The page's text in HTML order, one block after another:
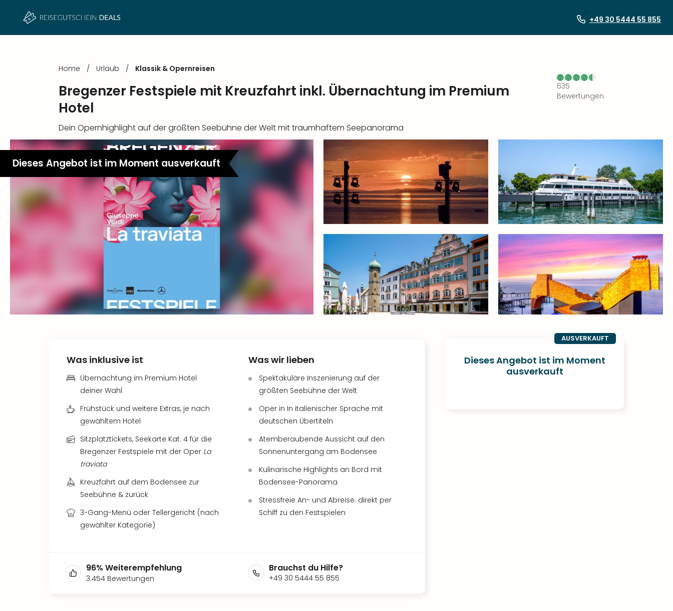
+49 30 5444 55 855
Home / Urlaub / Klassik & Opernreisen
Bregenzer Festspiele mit Kreuzfahrt inkl. Übernachtung im Premium
Hotel
635
Bewertungen
Dein Opernhighlight auf der größten Seebühne der Welt mit traumhaftem Seepanorama
Dieses Angebot ist im Moment ausverkauft
AUSVERKAUFT
Dieses Angebot ist im Moment
ausverkauft
Was inklusive ist
Übernachtung im Premium Hotel
deiner Wahl
Frühstück und weitere Extras, je nach
gewähltem Hotel
Sitzplatztickets, Seekarte Kat. 4 für die
Bregenzer Festspiele mit der Oper La
traviata
Kreuzfahrt auf dem Bodensee zur
Seebühne & zurück
3-Gang-Menü oder Tellergericht (nach
gewählter Kategorie)
Was wir lieben
Spektakuläre Inszenierung auf der
größten Seebühne der Welt
Oper in In italienischer Sprache mit
deutschen Übertiteln
Atemberaubende Aussicht auf den
Sonnenuntergang am Bodensee
Kulinarische Highlights an Bord mit
Bodensee-Panorama
Stressfreie An- und Abreise: direkt per
Schiff zu den Festspielen
96% Weiterempfehlung
3.454 Bewertungen
Brauchst du Hilfe?
+49 30 5444 55 855